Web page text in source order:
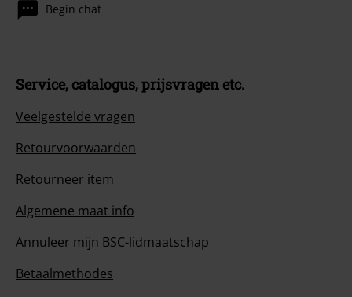
Begin chat
Service, catalogus, prijsvragen etc.
Veelgestelde vragen
Retourvoorwaarden
Retourneer item
Algemene maat info
Annuleer mijn BSC-lidmaatschap
Betaalmethodes